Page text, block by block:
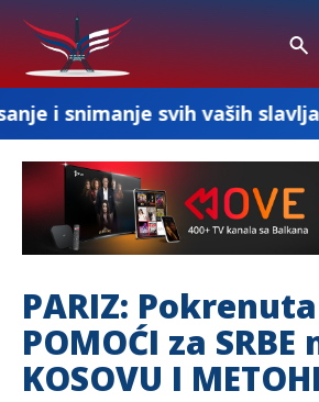
svih vaših slavlja i događaja u
PARIZ:
POMOĆI za SRBE
KOSOVU I